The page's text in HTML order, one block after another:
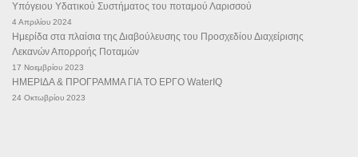
Υπόγειου Υδατικού Συστήματος του ποταμού Λαρισσού
4 Απριλίου 2024
Ημερίδα στα πλαίσια της Διαβούλευσης του Προσχεδίου Διαχείρισης
Λεκανών Απορροής Ποταμών
17 Νοεμβρίου 2023
ΗΜΕΡΙΔΑ & ΠΡΟΓΡΑΜΜΑ ΓΙΑ ΤΟ ΕΡΓΟ WaterIQ
24 Οκτωβρίου 2023